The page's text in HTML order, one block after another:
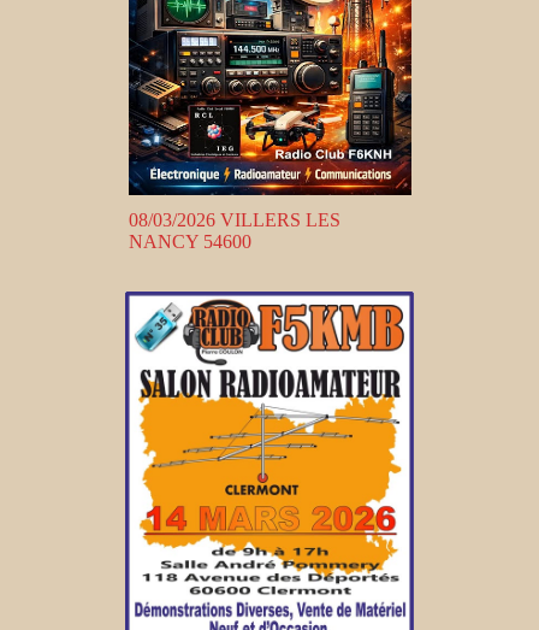
08/03/2026 VILLERS LES
NANCY 54600